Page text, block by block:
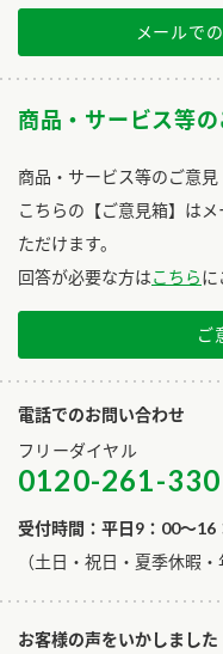
メールで
商品・サービス等
商品・サービス等のご意見
こちらの【ご意見箱】は
ただけます。
回答が必要な方はこちらに
ご
電話でのお問い合わせ
フリーダイヤル
0120-261-330
受付時間：平日9：00～16
（土日・祝日・夏季休暇・
お客様の声をいかしました